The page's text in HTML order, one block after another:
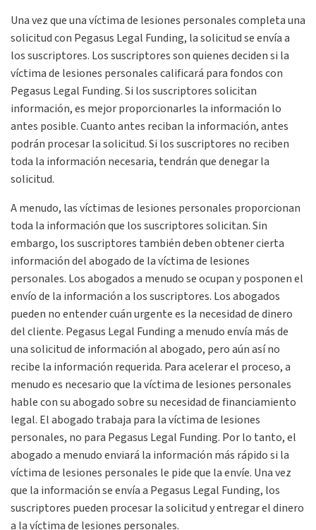
Una vez que una víctima de lesiones personales completa una
solicitud con Pegasus Legal Funding, la solicitud se envía a
los suscriptores. Los suscriptores son quienes deciden si la
víctima de lesiones personales calificará para fondos con
Pegasus Legal Funding. Si los suscriptores solicitan
información, es mejor proporcionarles la información lo
antes posible. Cuanto antes reciban la información, antes
podrán procesar la solicitud. Si los suscriptores no reciben
toda la información necesaria, tendrán que denegar la
solicitud.
A menudo, las víctimas de lesiones personales proporcionan
toda la información que los suscriptores solicitan. Sin
embargo, los suscriptores también deben obtener cierta
información del abogado de la víctima de lesiones
personales. Los abogados a menudo se ocupan y posponen el
envío de la información a los suscriptores. Los abogados
pueden no entender cuán urgente es la necesidad de dinero
del cliente. Pegasus Legal Funding a menudo envía más de
una solicitud de información al abogado, pero aún así no
recibe la información requerida. Para acelerar el proceso, a
menudo es necesario que la víctima de lesiones personales
hable con su abogado sobre su necesidad de financiamiento
legal. El abogado trabaja para la víctima de lesiones
personales, no para Pegasus Legal Funding. Por lo tanto, el
abogado a menudo enviará la información más rápido si la
víctima de lesiones personales le pide que la envíe. Una vez
que la información se envía a Pegasus Legal Funding, los
suscriptores pueden procesar la solicitud y entregar el dinero
a la víctima de lesiones personales.